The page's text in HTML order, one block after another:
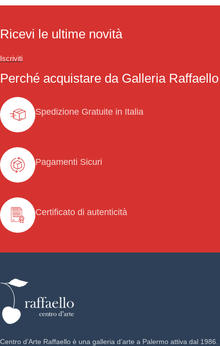
Ricevi le ultime novità
Iscriviti
Perché acquistare da Galleria Raffaello
Spedizione Gratuite in Italia
Pagamenti Sicuri
Certificato di autenticità
Centro d’Arte Raffaello è una galleria d’arte a Palermo attiva dal 1986.